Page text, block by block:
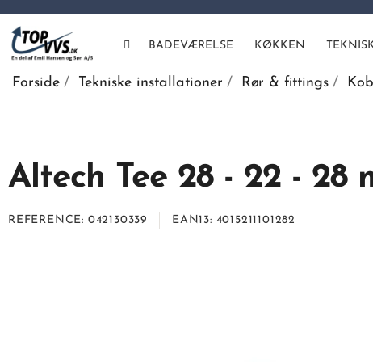
BADEVÆRELSE KØKKEN
Forside Tekniske installationer Rør & fittings
Altech Tee 28 - 22 - 28
REFERENCE 042130339 EAN13 4015211101282